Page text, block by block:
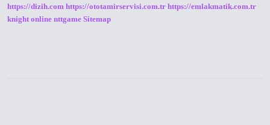
https://dizih.com https://ototamirservisi.com.tr https://emlakmatik.com.tr
knight online nttgame Sitemap